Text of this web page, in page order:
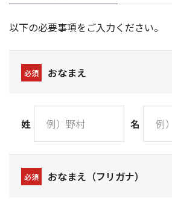
以下の必要事項をご入力ください。
必須 おなまえ
姓 名
必須 おなまえ（フリガナ）